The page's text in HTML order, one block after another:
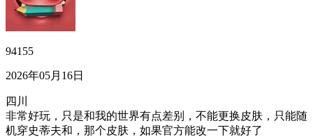
94155
2026年05月16日
四川
非常好玩，只是和我的世界有点差别，不能更换皮肤，只能随
机穿史蒂夫和，那个皮肤，如果官方能改一下就好了